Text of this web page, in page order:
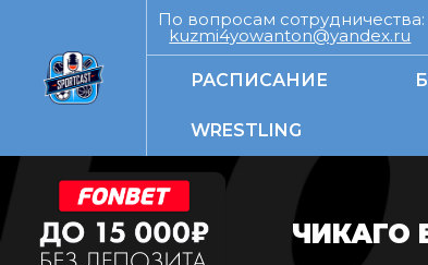
По вопросам сотрудничества:
kuzmi4yowanton@yandex.ru
РАСПИСАНИЕ
WRESTLING
ЧИКАГО